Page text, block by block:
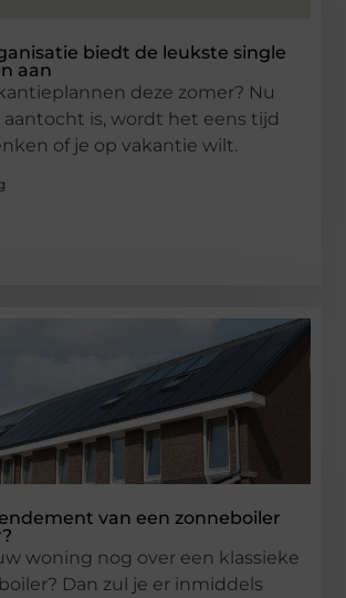
biedt de leukste single
aan
deze zomer? Nu
aantocht is, wordt het eens tijd
of je op vakantie wilt.
van een zonneboiler
woning nog over een klassieke
Dan zul je er inmiddels